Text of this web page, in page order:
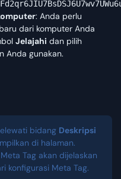
: Anda perlu
dari komputer Anda
Jelajahi dan pilih
Anda gunakan.
bidang Deskripsi
di halaman.
Tag akan dijelaskan
konfigurasi Meta Tag.